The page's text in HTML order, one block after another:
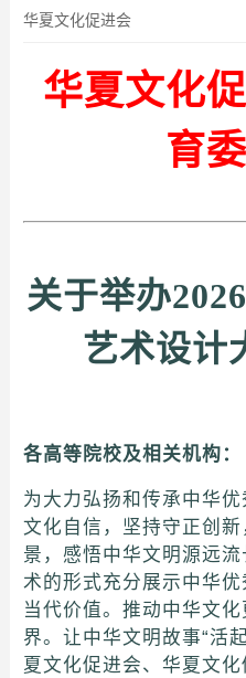
华夏文化促进会
华夏文化
育
关于举办
艺术设计
各高等院校及相关机构：
为大力弘扬和传承中华
文化自信，坚持守正创
景，感悟中华文明源远
术的形式充分展示中华
当代价值。推动中华文
界。让中华文明故事“活
夏文化促进会、华夏文